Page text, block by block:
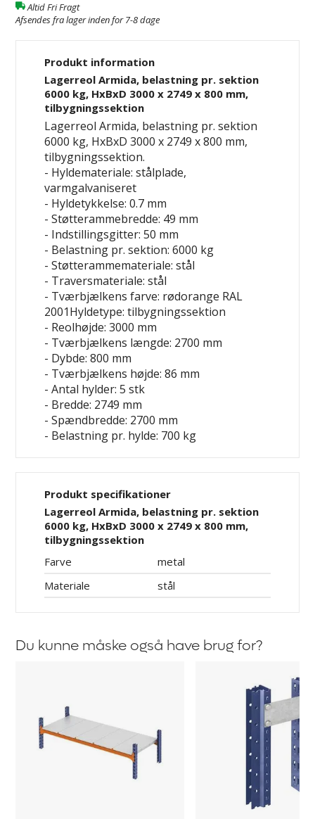
Altid Fri Fragt
Afsendes fra lager inden for 7-8 dage
Produkt information
Lagerreol Armida, belastning pr. sektion
6000 kg, HxBxD 3000 x 2749 x 800 mm,
tilbygningssektion
Lagerreol Armida, belastning pr. sektion
6000 kg, HxBxD 3000 x 2749 x 800 mm,
tilbygningssektion.
- Hyldemateriale: stålplade,
varmgalvaniseret
- Hyldetykkelse: 0.7 mm
- Støtterammebredde: 49 mm
- Indstillingsgitter: 50 mm
- Belastning pr. sektion: 6000 kg
- Støtterammemateriale: stål
- Traversmateriale: stål
- Tværbjælkens farve: rødorange RAL
2001Hyldetype: tilbygningssektion
- Reolhøjde: 3000 mm
- Tværbjælkens længde: 2700 mm
- Dybde: 800 mm
- Tværbjælkens højde: 86 mm
- Antal hylder: 5 stk
- Bredde: 2749 mm
- Spændbredde: 2700 mm
- Belastning pr. hylde: 700 kg
Produkt specifikationer
Lagerreol Armida, belastning pr. sektion
6000 kg, HxBxD 3000 x 2749 x 800 mm,
tilbygningssektion
Farve
metal
Materiale
stål
Du kunne måske også have brug for?